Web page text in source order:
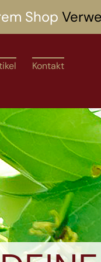
Shop
Kontakt